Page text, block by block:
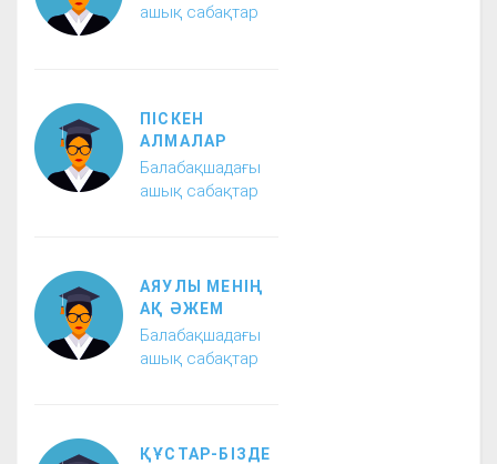
ашық сабақтар
ПІСКЕН
АЛМАЛАР
Балабақшадағы
ашық сабақтар
АЯУЛЫ МЕНІҢ
АҚ ӘЖЕМ
Балабақшадағы
ашық сабақтар
ҚҰСТАР-БІЗДЕ